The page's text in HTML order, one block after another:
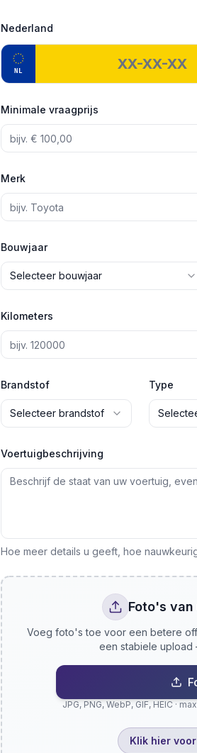
Nederland
NL
Minimale vraagprijs
Merk
Bouwjaar
Selecteer bouwjaar
Kilometers
Brandstof
Selecteer brandstof
Type
Voertuigbeschrijving
Hoe meer details u geeft, hoe
Foto's
Voeg foto's toe voor een betere
een stabiele
JPG, PNG, WebP, GIF, HEIC ·
Klik hier